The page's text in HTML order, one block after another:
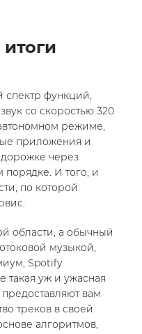
функций,
со скоростью 320
режиме,
приложения и
через
порядке. И того, и
по которой
области, а обычный
музыкой,
Spotify
такая уж и ужасная
вам
треков в своей
алгоритмов,